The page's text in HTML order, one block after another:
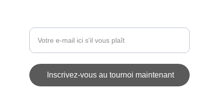
Inscrivez-vous au tournoi maintenant